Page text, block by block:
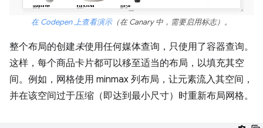
在 Codepen 上查看演示（在 Canary 中，需要启用标志）。
整个布局的创建未使用任何媒体查询，只使用了容器查询。
这样，每个商品卡片都可以移至适当的布局，以填充其空
间。例如，网格使用 minmax 列布局，让元素流入其空间，
并在该空间过于压缩（即达到最小尺寸）时重新布局网格。